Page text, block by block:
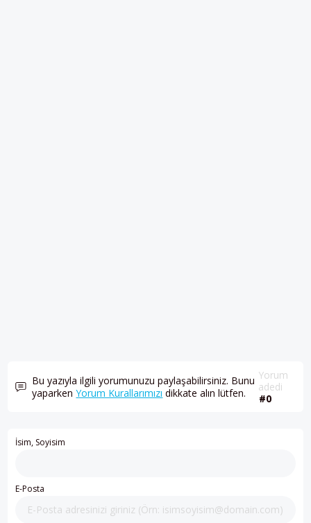
Bu yazıyla ilgili yorumunuzu paylaşabilirsiniz. Bunu
yaparkenYorum Kurallarımızı dikkate alın lütfen.
Yorum
adedi
#0
İsim, Soyisim
E-Posta